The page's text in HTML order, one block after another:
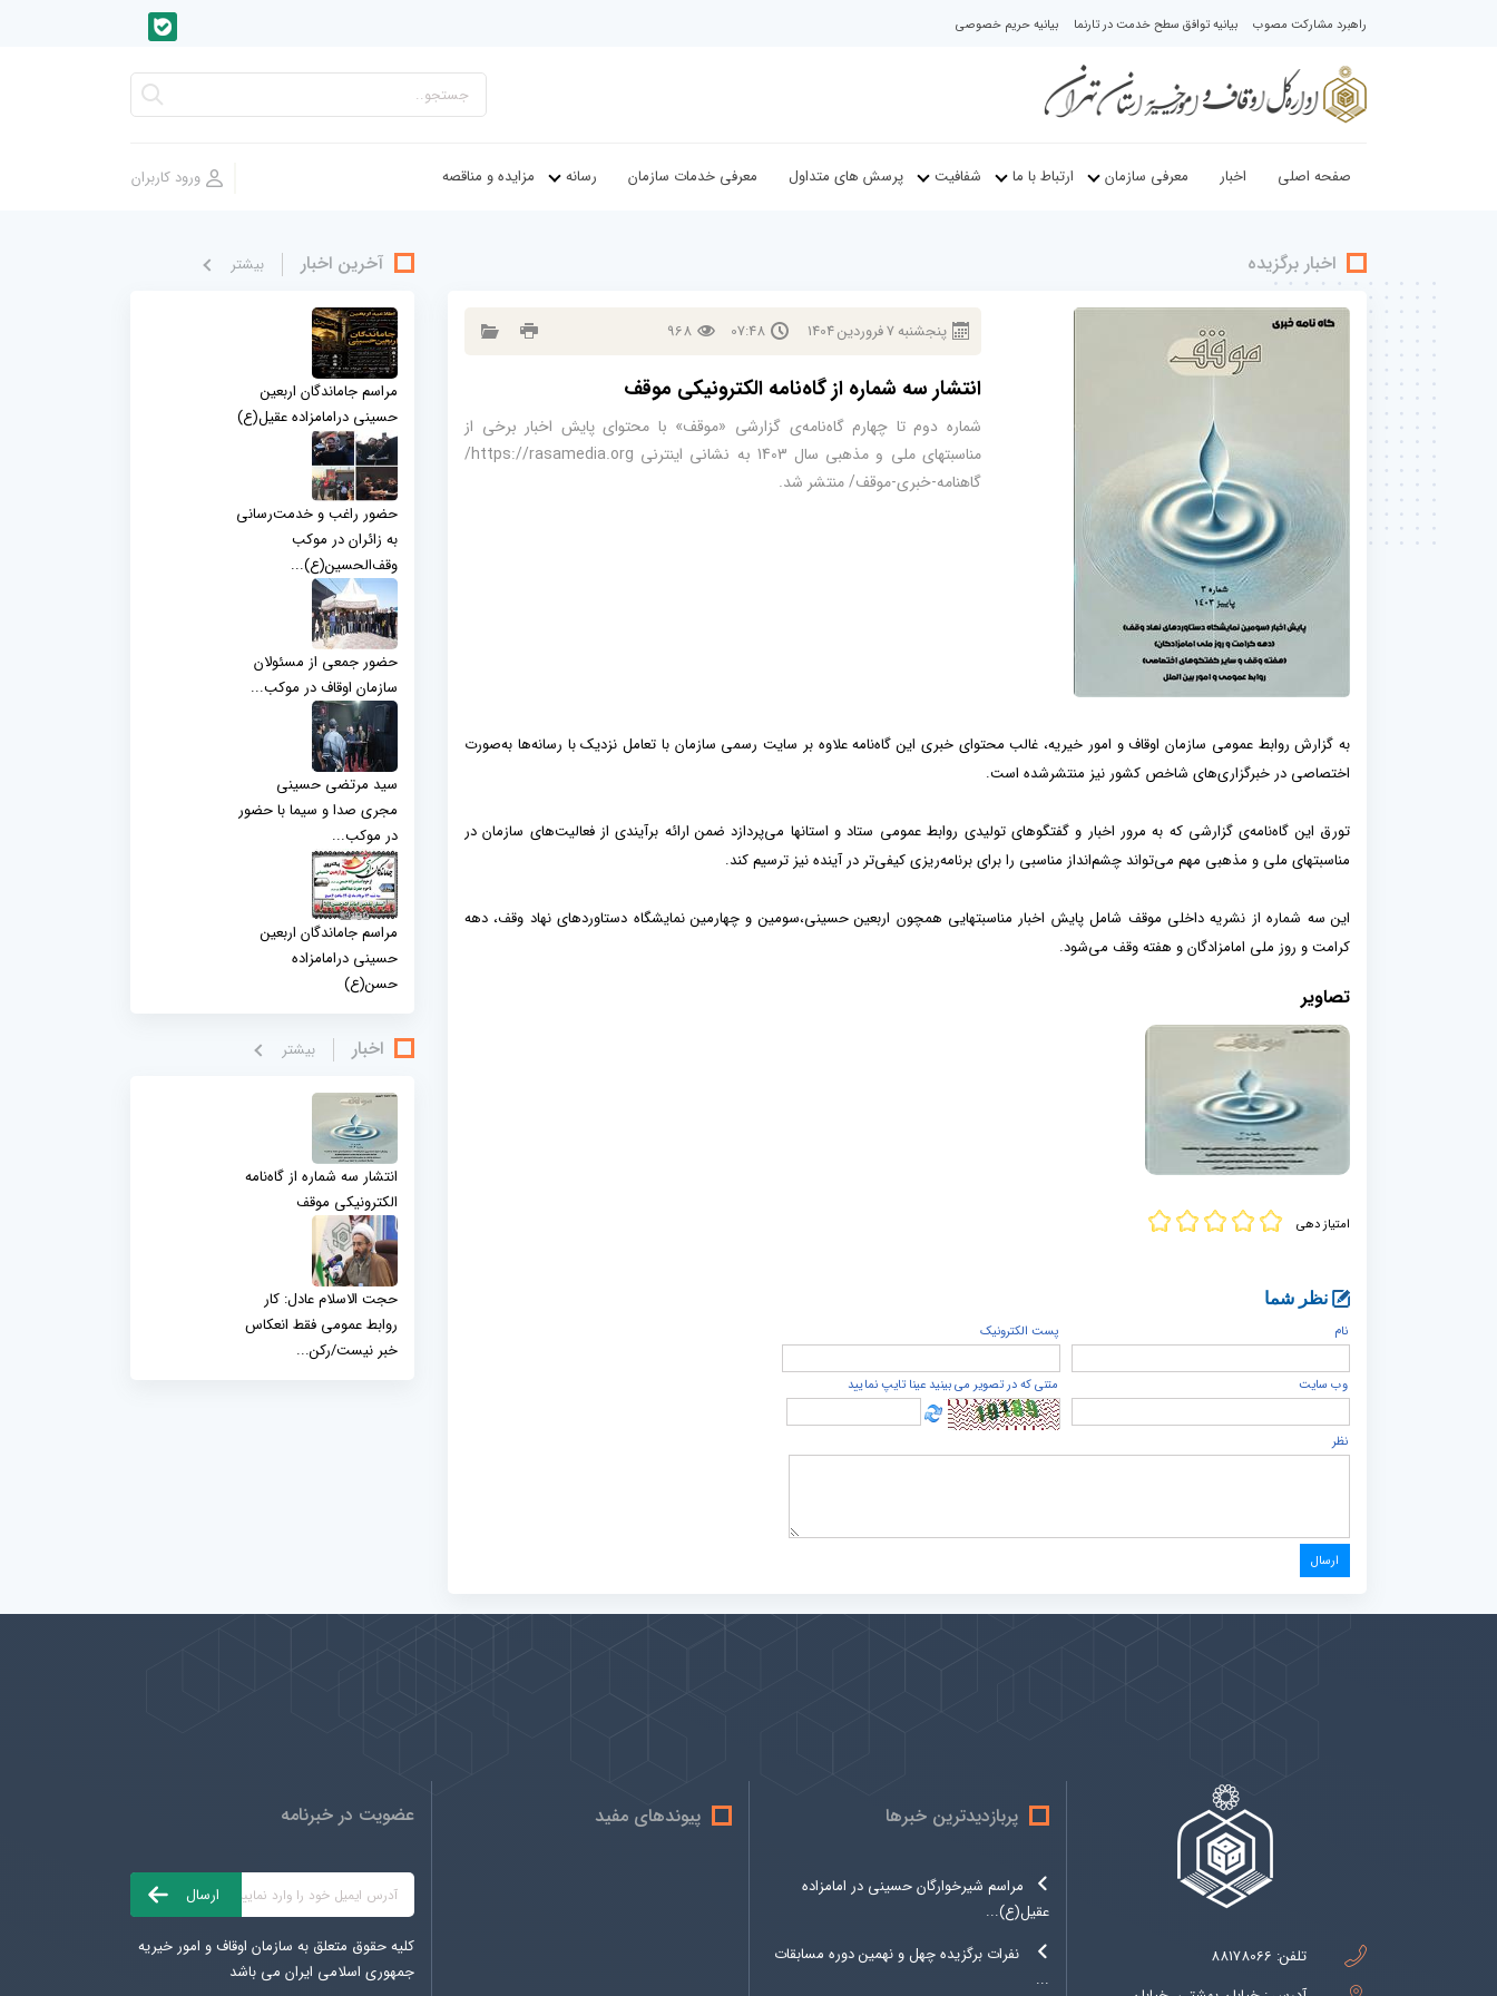
راهبرد مشارکت مصوب بیانیه توافق سطح خدمت در تارنما بیانیه حریم خصوصی
صفحه اصلی اخبار معرفی سازمان ارتباط با ما شفافیت پرسش های متداول معرفی خدمات سازمان رسانه مزایده و مناقصه
اخبار برگزیده
پنجشنبه7فروردين1404
07:48
968
انتشار سه شماره از گاه‌نامه الکترونیکی موقف
شماره دوم تا چهارم گاه‌نامه‌ی گزارشی «موقف» با محتوای پایش اخبار برخی از
مناسبتهای ملی و مذهبی سال 1403 به نشانی اینترنی https://rasamedia.org/
گاهنامه-خبری-موقف/ منتشر شد.
به گزارش روابط عمومی سازمان اوقاف و امور خیریه، غالب محتوای خبری این گاه‌نامه علاوه بر سایت رسمی سازمان با تعامل نزدیک با رسانه‌ها به‌صورت
اختصاصی در خبرگزاری‌های شاخص کشور نیز منتشرشده‌ است.
تورق این گاه‌نامه‌ی گزارشی که به مرور اخبار و گفتگوهای تولیدی روابط عمومی ستاد و استانها می‌پردازد ضمن ارائه برآیندی از فعالیت‌های سازمان در
مناسبتهای ملی و مذهبی مهم می‌تواند چشم‌انداز مناسبی را برای برنامه‌ریزی کیفی‌تر در آینده نیز ترسیم کند.
این سه شماره از نشریه داخلی موقف شامل پایش اخبار مناسبتهایی همچون اربعین حسینی،سومین و چهارمین نمایشگاه دستاوردهای نهاد وقف، دهه
کرامت و روز ملی امامزادگان و هفته وقف می‌شود.
تصاویر
امتیاز دهی
نظر شما
نام
پست الكترونيک
وب سایت متنی که در تصویر می بینید عینا تایپ نمایید
نظر
آخرین اخبار بيشتر
مراسم جاماندگان اربعین
حسینی درامامزاده عقیل(ع)
حضور راغب و خدمت‌رسانی
به زائران در موکب
وقف‌الحسین(ع)...
حضور جمعی از مسئولان
سازمان اوقاف در موکب...
سید مرتضی حسینی
مجری صدا و سیما با حضور
در موکب...
مراسم جاماندگان اربعین
حسینی درامامزاده
حسن(ع)
اخبار بيشتر
انتشار سه شماره از گاه‌نامه
الکترونیکی موقف
حجت الاسلام عادل: کار
روابط عمومی فقط انعکاس
خبر نیست/رکن...
تلفن: 88178066
پربازدیدترین خبرها
مراسم شیرخوارگان حسینی در امامزاده
عقیل(ع)...
نفرات برگزیده چهل و نهمین دوره مسابقات
...
پیوندهای مفید عضویت در خبرنامه
کلیه حقوق متعلق به سازمان اوقاف و امور خیریه
جمهوری اسلامی ایران می باشد